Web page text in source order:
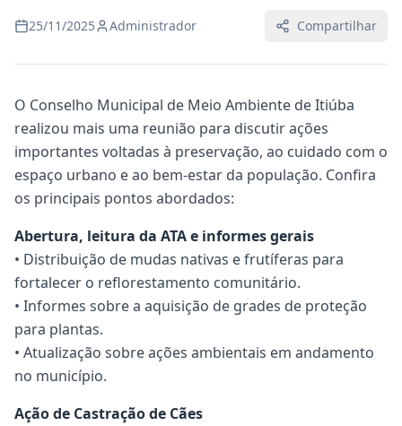
25/11/2025 Administrador Compartilhar
O Conselho Municipal de Meio Ambiente de Itiúba
realizou mais uma reunião para discutir ações
importantes voltadas à preservação, ao cuidado com o
espaço urbano e ao bem-estar da população. Confira
os principais pontos abordados:
Abertura, leitura da ATA e informes gerais
• Distribuição de mudas nativas e frutíferas para
fortalecer o reflorestamento comunitário.
• Informes sobre a aquisição de grades de proteção
para plantas.
• Atualização sobre ações ambientais em andamento
no município.
Ação de Castração de Cães